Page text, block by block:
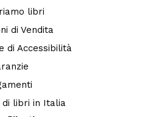
libri
di Vendita
di Accessibilità
di libri in Italia